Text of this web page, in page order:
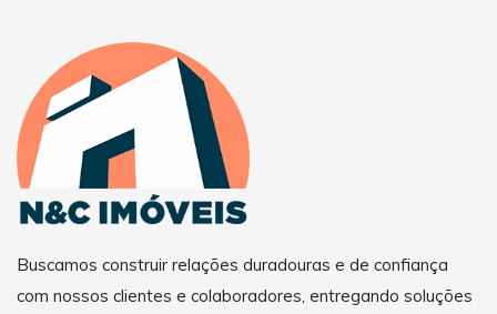
Buscamos construir relações duradouras e de confiança
com nossos clientes e colaboradores, entregando soluções